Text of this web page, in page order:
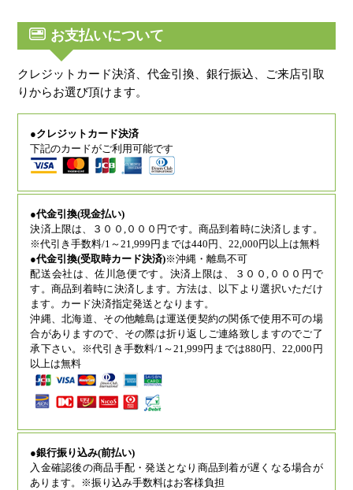
お支払いについて
クレジットカード決済、代金引換、銀行振込、ご来店引取
りからお選び頂けます。
●クレジットカード決済
下記のカードがご利用可能です
●代金引換(現金払い)
決済上限は、３００,０００円です。商品到着時に決済します。
※代引き手数料/1～21,999円までは440円、22,000円以上は無料
●代金引換(受取時カード決済)※沖縄・離島不可
配送会社は、佐川急便です。決済上限は、３００,０００円で
す。商品到着時に決済します。方法は、以下より選択いただけ
ます。カード決済指定発送となります。
沖縄、北海道、その他離島は運送便契約の関係で使用不可の場
合がありますので、その際は折り返しご連絡致しますのでご了
承下さい。※代引き手数料/1～21,999円までは880円、22,000円
以上は無料
●銀行振り込み(前払い)
入金確認後の商品手配・発送となり商品到着が遅くなる場合が
あります。※振り込み手数料はお客様負担